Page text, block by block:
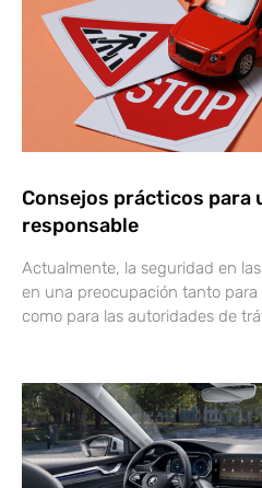
Consejos prácticos para
responsable
Actualmente, la seguridad en
en una preocupación tanto para
como para las autoridades de